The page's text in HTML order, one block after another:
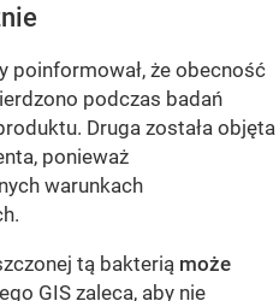
poinformował, że obecność
podczas badań
Druga została objęta
ponieważ
warunkach
tą bakterią może
GIS zaleca, aby nie